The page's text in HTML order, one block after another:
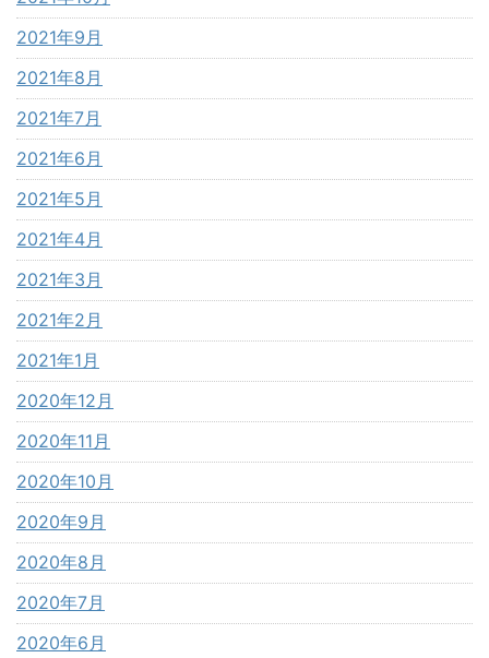
2021年9月
2021年8月
2021年7月
2021年6月
2021年5月
2021年4月
2021年3月
2021年2月
2021年1月
2020年12月
2020年11月
2020年10月
2020年9月
2020年8月
2020年7月
2020年6月